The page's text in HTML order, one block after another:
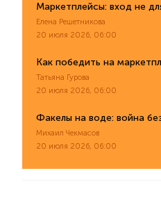
Маркетплейсы: вход не
Елена Решетникова
20 июля 2026, 06:00
Как победить на
Татьяна Гурова
20 июля 2026, 06:00
Факелы на воде: война
Михаил Чекмасов
20 июля 2026, 06:00